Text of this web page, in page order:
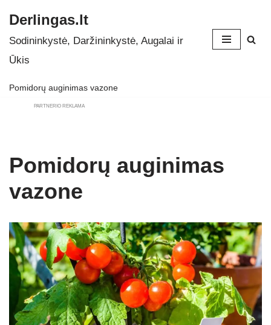
Skip
to
Derlingas.lt
Sodininkystė, Daržininkystė, Augalai ir
Ūkis
Pomidorų auginimas vazone
PARTNERIO REKLAMA
Pomidorų auginimas
vazone